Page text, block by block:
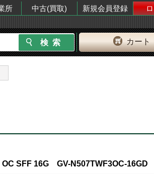
所 中古(買取) 新規会員登録
カート
SFF 16G GV-N507TWF3OC-16GD